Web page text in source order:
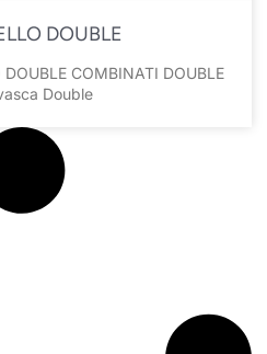
DOUBLE
COMBINATI DOUBLE
Double